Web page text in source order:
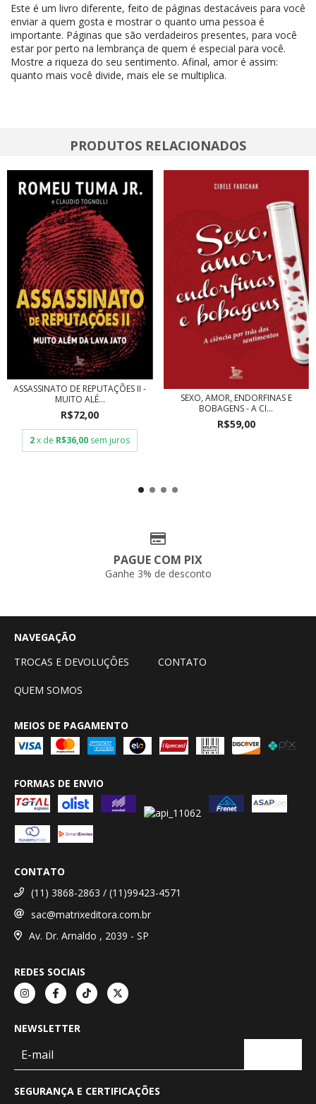
Este é um livro diferente, feito de páginas destacáveis para você
enviar a quem gosta e mostrar o quanto uma pessoa é
importante. Páginas que são verdadeiros presentes, para você
estar por perto na lembrança de quem é especial para você.
Mostre a riqueza do seu sentimento. Afinal, amor é assim:
quanto mais você divide, mais ele se multiplica.
PRODUTOS RELACIONADOS
ASSASSINATO DE REPUTAÇÕES II -
MUITO ALÉ...
R$72,00
2x de R$36,00 sem juros
SEXO, AMOR, ENDORFINAS E
BOBAGENS - A CI...
R$59,00
PAGUE COM PIX
Ganhe 3% de desconto
NAVEGAÇÃO
TROCAS E DEVOLUÇÔES
CONTATO
QUEM SOMOS
MEIOS DE PAGAMENTO
FORMAS DE ENVIO
CONTATO
(11) 3868-2863 / (11)99423-4571
sac@matrixeditora.com.br
Av. Dr. Arnaldo , 2039 - SP
REDES SOCIAIS
NEWSLETTER
SEGURANÇA E CERTIFICAÇÕES